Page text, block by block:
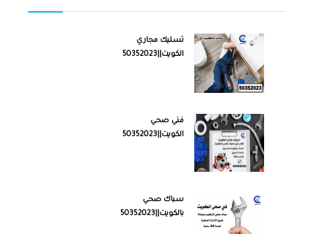
تسليك مجاري
الكويت||50352023
فني صحي
الكويت||50352023
سباك صحي
بالكويت||50352023